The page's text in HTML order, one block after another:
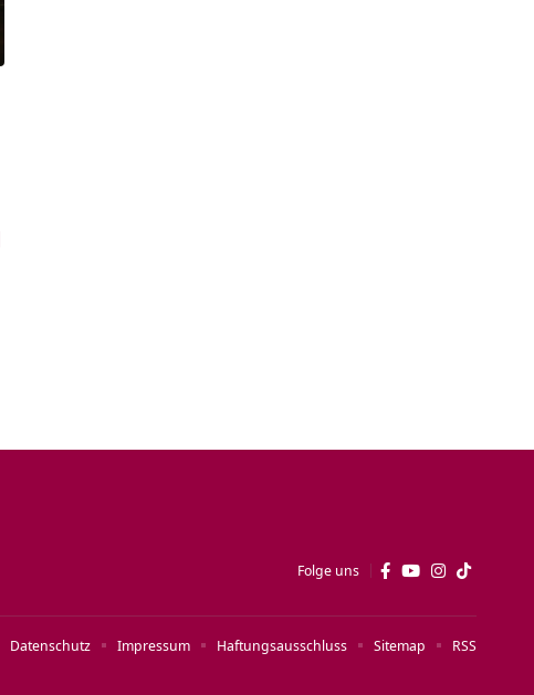
Folge uns
Datenschutz Impressum Haftungsausschluss Sitemap RSS